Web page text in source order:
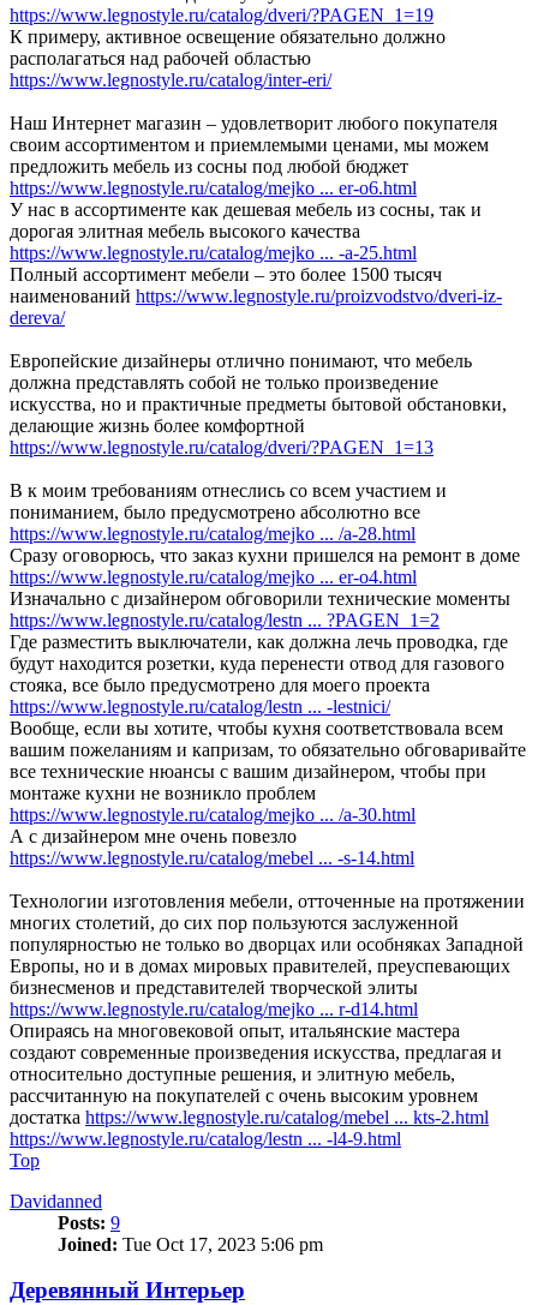
https://www.legnostyle.ru/catalog/dveri/?PAGEN_1=19
К примеру, активное освещение обязательно должно
располагаться над рабочей областью
https://www.legnostyle.ru/catalog/inter-eri/
Наш Интернет магазин – удовлетворит любого покупателя
своим ассортиментом и приемлемыми ценами, мы можем
предложить мебель из сосны под любой бюджет
https://www.legnostyle.ru/catalog/mejko ... er-o6.html
У нас в ассортименте как дешевая мебель из сосны, так и
дорогая элитная мебель высокого качества
https://www.legnostyle.ru/catalog/mejko ... -a-25.html
Полный ассортимент мебели – это более 1500 тысяч
наименований https://www.legnostyle.ru/proizvodstvo/dveri-iz-
dereva/
Европейские дизайнеры отлично понимают, что мебель
должна представлять собой не только произведение
искусства, но и практичные предметы бытовой обстановки,
делающие жизнь более комфортной
https://www.legnostyle.ru/catalog/dveri/?PAGEN_1=13
В к моим требованиям отнеслись со всем участием и
пониманием, было предусмотрено абсолютно все
https://www.legnostyle.ru/catalog/mejko ... /a-28.html
Сразу оговорюсь, что заказ кухни пришелся на ремонт в доме
https://www.legnostyle.ru/catalog/mejko ... er-o4.html
Изначально с дизайнером обговорили технические моменты
https://www.legnostyle.ru/catalog/lestn ... ?PAGEN_1=2
Где разместить выключатели, как должна лечь проводка, где
будут находится розетки, куда перенести отвод для газового
стояка, все было предусмотрено для моего проекта
https://www.legnostyle.ru/catalog/lestn ... -lestnici/
Вообще, если вы хотите, чтобы кухня соответствовала всем
вашим пожеланиям и капризам, то обязательно обговаривайте
все технические нюансы с вашим дизайнером, чтобы при
монтаже кухни не возникло проблем
https://www.legnostyle.ru/catalog/mejko ... /a-30.html
А с дизайнером мне очень повезло
https://www.legnostyle.ru/catalog/mebel ... -s-14.html
Технологии изготовления мебели, отточенные на протяжении
многих столетий, до сих пор пользуются заслуженной
популярностью не только во дворцах или особняках Западной
Европы, но и в домах мировых правителей, преуспевающих
бизнесменов и представителей творческой элиты
https://www.legnostyle.ru/catalog/mejko ... r-d14.html
Опираясь на многовековой опыт, итальянские мастера
создают современные произведения искусства, предлагая и
относительно доступные решения, и элитную мебель,
рассчитанную на покупателей с очень высоким уровнем
достатка https://www.legnostyle.ru/catalog/mebel ... kts-2.html
https://www.legnostyle.ru/catalog/lestn ... -l4-9.html
Top
Davidanned
Posts: 9
Joined: Tue Oct 17, 2023 5:06 pm
Деревянный Интерьер